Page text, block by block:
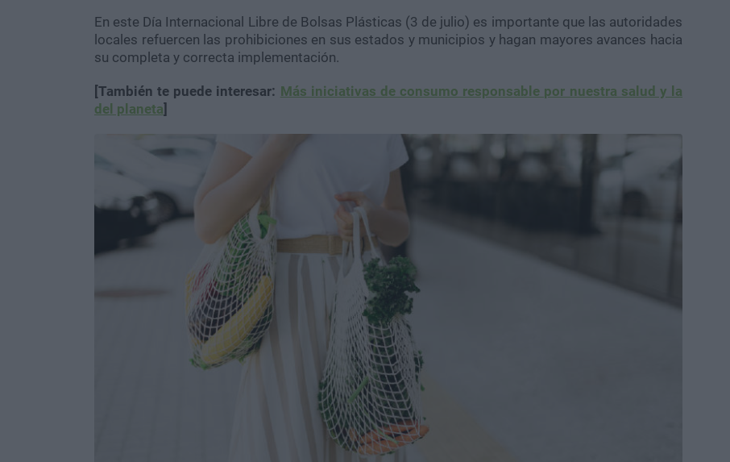
En este Día Internacional Libre de Bolsas Plásticas (3 de julio) es importante que las autoridades
locales refuercen las prohibiciones en sus estados y municipios y hagan mayores avances hacia
su completa y correcta implementación.
[También te puede interesar: Más iniciativas de consumo responsable por nuestra salud y la
del planeta]